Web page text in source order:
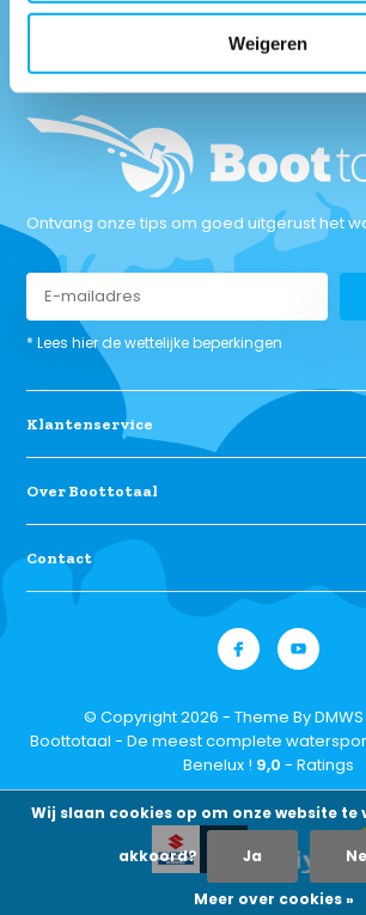
Weigeren
Ontvang onze tips om goed uitgerust het
* Lees hier de wettelijke beperkingen
Klantenservice
Over Boottotaal
Contact
© Copyright 2026 - Theme ByDMWS
Boottotaal - De meest complete
Benelux ! 9,0 - Ratings
Wij slaan cookies op om onze website te
akkoord? Ja
Meer over cookies »